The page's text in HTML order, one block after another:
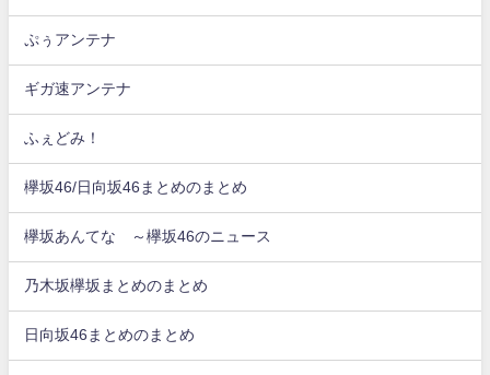
ぷぅアンテナ
ギガ速アンテナ
ふぇどみ！
欅坂46/日向坂46まとめのまとめ
欅坂あんてな ～欅坂46のニュース
乃木坂欅坂まとめのまとめ
日向坂46まとめのまとめ